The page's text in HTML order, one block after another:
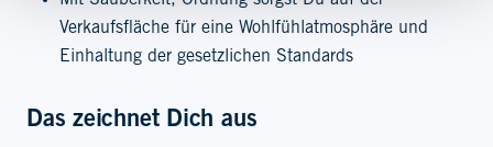
Verkaufsfläche für eine Wohlfühlatmosphäre und
Einhaltung der gesetzlichen Standards
Das zeichnet Dich aus